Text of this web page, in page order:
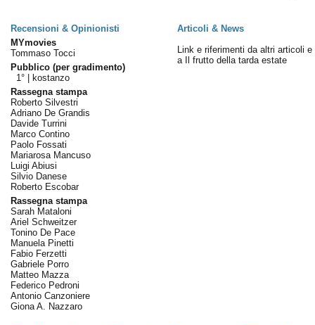
Recensioni & Opinionisti
Articoli & News
MYmovies
Tommaso Tocci
Pubblico (per gradimento)
1° |
kostanzo
Rassegna stampa
Roberto Silvestri
Adriano De Grandis
Davide Turrini
Marco Contino
Paolo Fossati
Mariarosa Mancuso
Luigi Abiusi
Silvio Danese
Roberto Escobar
Rassegna stampa
Sarah Mataloni
Ariel Schweitzer
Tonino De Pace
Manuela Pinetti
Fabio Ferzetti
Gabriele Porro
Matteo Mazza
Federico Pedroni
Antonio Canzoniere
Giona A. Nazzaro
Link e riferimenti da altri articoli e
a Il frutto della tarda estate